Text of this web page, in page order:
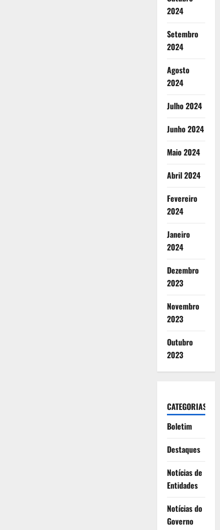
2024
Setembro
2024
Agosto
2024
Julho 2024
Junho 2024
Maio 2024
Abril 2024
Fevereiro
2024
Janeiro
2024
Dezembro
2023
Novembro
2023
Outubro
2023
CATEGORIAS
Boletim
Destaques
Notícias de
Entidades
Notícias do
Governo